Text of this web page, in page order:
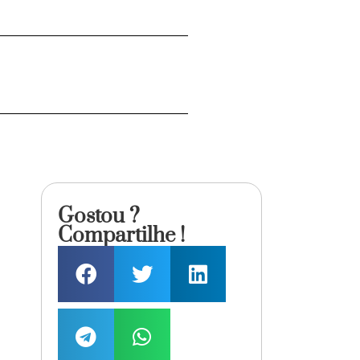
Gostou ?
Compartilhe !